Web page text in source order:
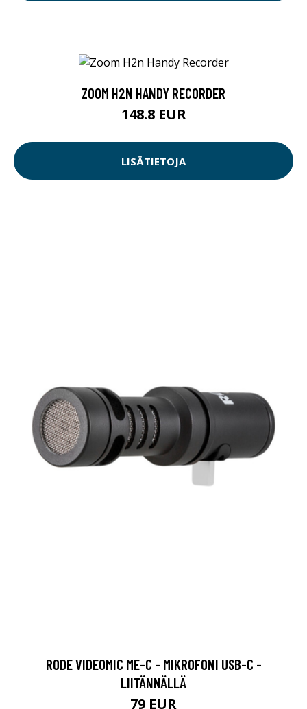
ZOOM H2N HANDY RECORDER
148.8 EUR
LISÄTIETOJA
RODE VIDEOMIC ME-C - MIKROFONI USB-C -
LIITÄNNÄLLÄ
79 EUR